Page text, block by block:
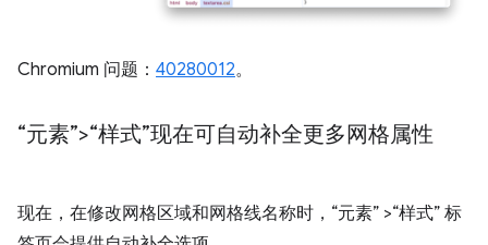
Chromium 问题： 40280012。
“元素”>“样式”现在可自动补全更多网格属性
现在，在修改网格区域和网格线名称时，“元素” >“样式” 标